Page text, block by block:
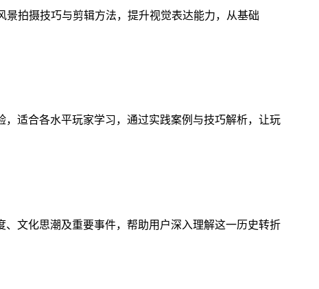
拍摄技巧与剪辑方法，提升视觉表达能力，从基础
适合各水平玩家学习，通过实践案例与技巧解析，让玩
文化思潮及重要事件，帮助用户深入理解这一历史转折